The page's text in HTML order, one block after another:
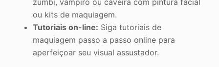
zumbi, vampiro ou caveira com pintura facial
ou kits de maquiagem.
Tutoriais on-line: Siga tutoriais de
maquiagem passo a passo online para
aperfeiçoar seu visual assustador.